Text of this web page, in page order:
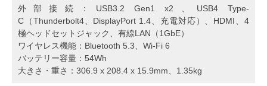
外部接続：USB3.2 Gen1 x2、USB4 Type-
C（Thunderbolt4、DisplayPort 1.4、充電対応）、HDMI、4
極ヘッドセットジャック、有線LAN（1GbE）
ワイヤレス機能：Bluetooth 5.3、Wi-Fi 6
バッテリー容量：54Wh
大きさ・重さ：306.9 x 208.4 x 15.9mm、1.35kg